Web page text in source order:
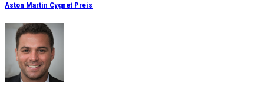
Aston Martin Cygnet Preis